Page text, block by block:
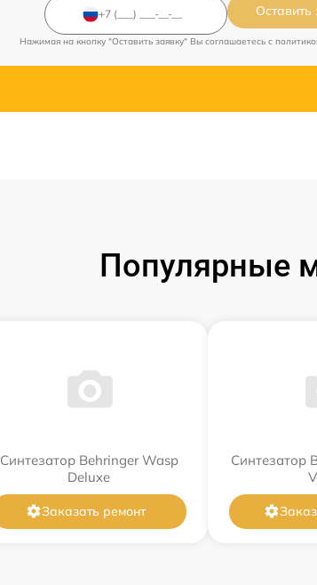
Оставить
Нажимая на кнопку "Оставить заявку" Вы соглашаетесь c
Популярные
Синтезатор Behringer Wasp
Deluxe
Заказать ремонт
Синтезатор